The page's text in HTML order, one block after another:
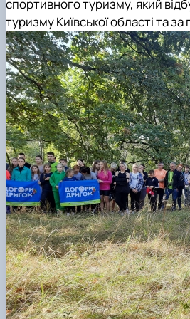
спортивного туризму, який
туризму Київської області та за